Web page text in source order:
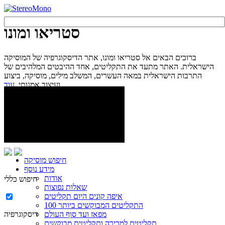
סטריאו ומונו
ברוכים הבאים אל סטריאו ומונו, אתר הדיסקוגרפיה של המוסיקה
הישראלית. האתר מתעד את התקליטים, אחד ההיבטים המלהיבים של
התרבות הישראלית במאה העשרים, המשלב מילים, מוסיקה, ביצוע
ועיצוב אמנותי.עוד...
חיפוש מוסיקה
מידע נוסף
אודות
שאלות נפוצות
איפה קונים היום תקליטים
100 התקליטים המבוקשים ביותר
מפאז ועד סוף העולם
תקליטים למכירה ותקליטים מבוקשים
חיפוש כללי
דיסקוגרפיה